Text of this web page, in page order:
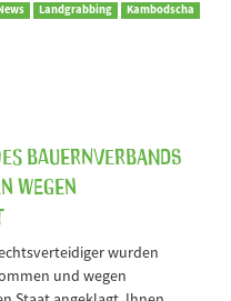
Landgrabbing Kambodscha
Bauernverbands
wegen
wurden
und wegen